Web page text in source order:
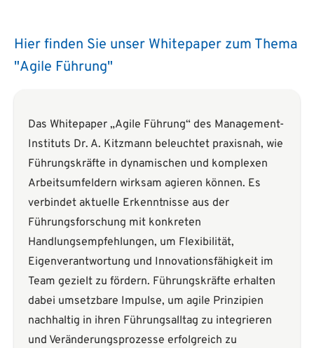
Hier finden Sie unser Whitepaper zum Thema
"Agile Führung"
Das Whitepaper „Agile Führung“ des Management-
Instituts Dr. A. Kitzmann beleuchtet praxisnah, wie
Führungskräfte in dynamischen und komplexen
Arbeitsumfeldern wirksam agieren können. Es
verbindet aktuelle Erkenntnisse aus der
Führungsforschung mit konkreten
Handlungsempfehlungen, um Flexibilität,
Eigenverantwortung und Innovationsfähigkeit im
Team gezielt zu fördern. Führungskräfte erhalten
dabei umsetzbare Impulse, um agile Prinzipien
nachhaltig in ihren Führungsalltag zu integrieren
und Veränderungsprozesse erfolgreich zu